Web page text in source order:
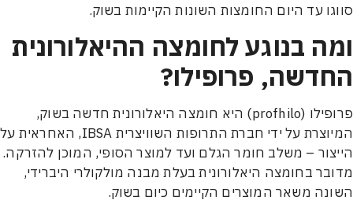
עד היום החומצות השונות הקיימות בשוק.
בנוגע לחומצה ההיאלורונית
פרופילו?
פרופילו (profhilo) היא חומצה היאלורונית חדשה בשוק,
המיוצרת על ידי חברת התרופות השוויצרית IBSA, האחראית על
– משלב חומר הגלם ועד למוצר הסופי, המוכן להזרקה.
בחומצה היאלורונית בעלת מבנה מולקולרי היברידי,
משאר המוצרים הקיימים כיום בשוק.